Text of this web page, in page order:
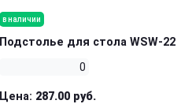
в наличии
Подстолье для стола WSW-22
0
Цена: 287.00 руб.